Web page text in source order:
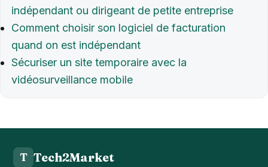
indépendant ou dirigeant de petite entreprise
Comment choisir son logiciel de facturation
quand on est indépendant
Sécuriser un site temporaire avec la
vidéosurveillance mobile
T Tech2Market